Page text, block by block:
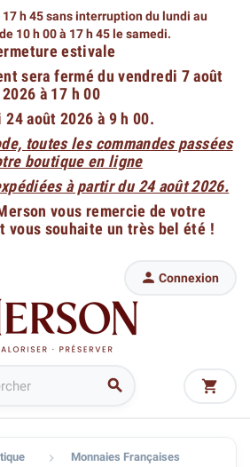
17 h 45 sans interruption du lundi au
10 h 00 à 17 h 45 le samedi.
estivale
sera fermé du vendredi 7 août
2026 à 17 h 00
24 août 2026 à 9 h 00.
toutes les commandes passées
boutique en ligne
à partir du 24 août 2026.
vous remercie de votre
vous souhaite un très bel été !

 Connexion

 Monnaies Françaises